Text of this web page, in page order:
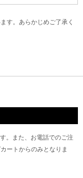
す。あらかじめご了承く
。また、お電話でのご注
ートからのみとなりま